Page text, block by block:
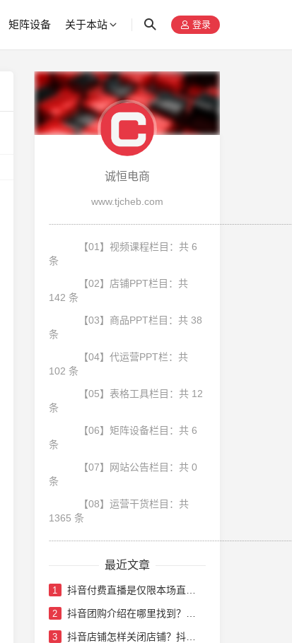
矩阵设备 关于本站 登录
诚恒电商
www.tjcheb.com
【01】视频课程栏目：共 6
条
【02】店铺PPT栏目：共
142 条
【03】商品PPT栏目：共 38
条
【04】代运营PPT栏：共
102 条
【05】表格工具栏目：共 12
条
【06】矩阵设备栏目：共 6
条
【07】网站公告栏目：共 0
条
【08】运营干货栏目：共
1365 条
最近文章
1
2
3 抖音店铺怎样关闭店铺？抖音店铺怎么运营